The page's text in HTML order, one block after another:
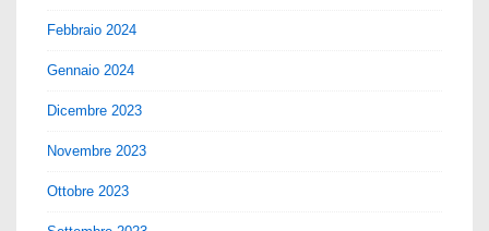
Febbraio 2024
Gennaio 2024
Dicembre 2023
Novembre 2023
Ottobre 2023